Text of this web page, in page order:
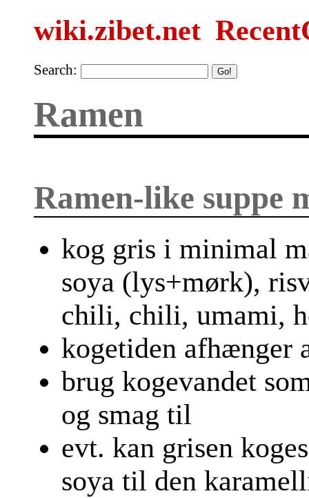
wiki.zibet.net
Search:
Ramen
Ramen-like suppe
kog gris i minimal
soya (lys+mørk),
chili, chili, umami,
kogetiden afhænger
brug kogevandet
og smag til
evt. kan grisen
soya til den